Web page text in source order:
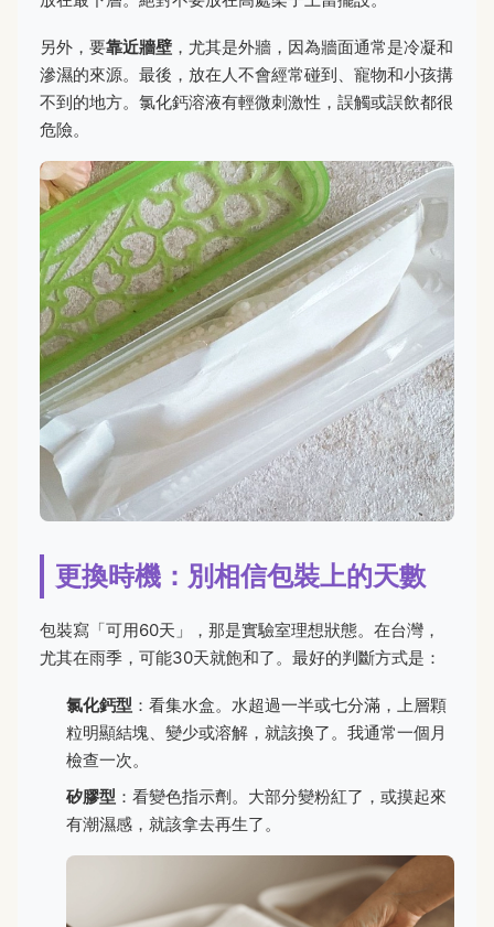
另外，要靠近牆壁 ，尤其是外牆，因為牆面通常是冷凝和
滲濕的來源。最後，放在人不會經常碰到、寵物和小孩搆
不到的地方。氯化鈣溶液有輕微刺激性，誤觸或誤飲都很
危險。
更換時機：別相信包裝上的天數
包裝寫「可用60天」，那是實驗室理想狀態。在台灣，
尤其在雨季，可能30天就飽和了。最好的判斷方式是：
氯化鈣型 ：看集水盒。水超過一半或七分滿，上層顆
粒明顯結塊、變少或溶解，就該換了。我通常一個月
檢查一次。
矽膠型 ：看變色指示劑。大部分變粉紅了，或摸起來
有潮濕感，就該拿去再生了。